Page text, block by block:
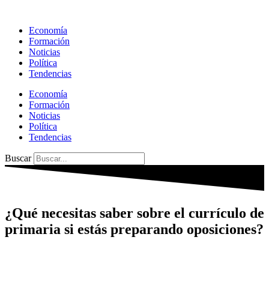
contenidoEconomía
Formación
Noticias
Política
Tendencias
Economía
Formación
Noticias
Política
Tendencias
Buscar
¿Qué necesitas saber sobre el currículo de
primaria si estás preparando oposiciones?